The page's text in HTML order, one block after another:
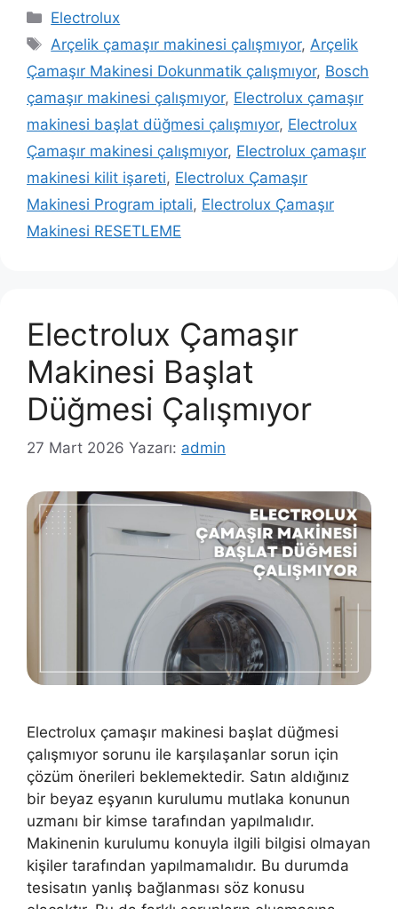
Kategoriler
Electrolux
Etiketler
Arçelik çamaşır makinesi çalışmıyor, Arçelik
Çamaşır Makinesi Dokunmatik çalışmıyor, Bosch
çamaşır makinesi çalışmıyor, Electrolux çamaşır
makinesi başlat düğmesi çalışmıyor, Electrolux
Çamaşır makinesi çalışmıyor, Electrolux çamaşır
makinesi kilit işareti, Electrolux Çamaşır
Makinesi Program iptali, Electrolux Çamaşır
Makinesi RESETLEME
Electrolux Çamaşır
Makinesi Başlat
Düğmesi Çalışmıyor
27 Mart 2026 Yazarı: admin
Electrolux çamaşır makinesi başlat düğmesi
çalışmıyor sorunu ile karşılaşanlar sorun için
çözüm önerileri beklemektedir. Satın aldığınız
bir beyaz eşyanın kurulumu mutlaka konunun
uzmanı bir kimse tarafından yapılmalıdır.
Makinenin kurulumu konuyla ilgili bilgisi olmayan
kişiler tarafından yapılmamalıdır. Bu durumda
tesisatın yanlış bağlanması söz konusu